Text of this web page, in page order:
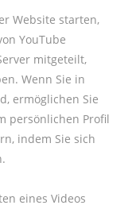
Website starten,
YouTube
mitgeteilt,
Wenn Sie in
ermöglichen Sie
persönlichen Profil
indem Sie sich
eines Videos